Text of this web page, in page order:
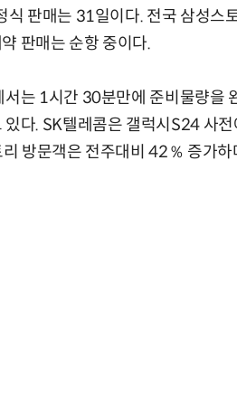
판매는 31일이다. 전국 삼성스
판매는 순항 중이다.
는 1시간 30분만에 준비물량을
다. SK텔레콤은 갤럭시S24 사
방문객은 전주대비 42％ 증가